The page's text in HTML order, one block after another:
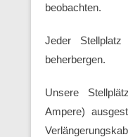
beobachten.
Jeder
beherbergen.
Unsere
Ampere)